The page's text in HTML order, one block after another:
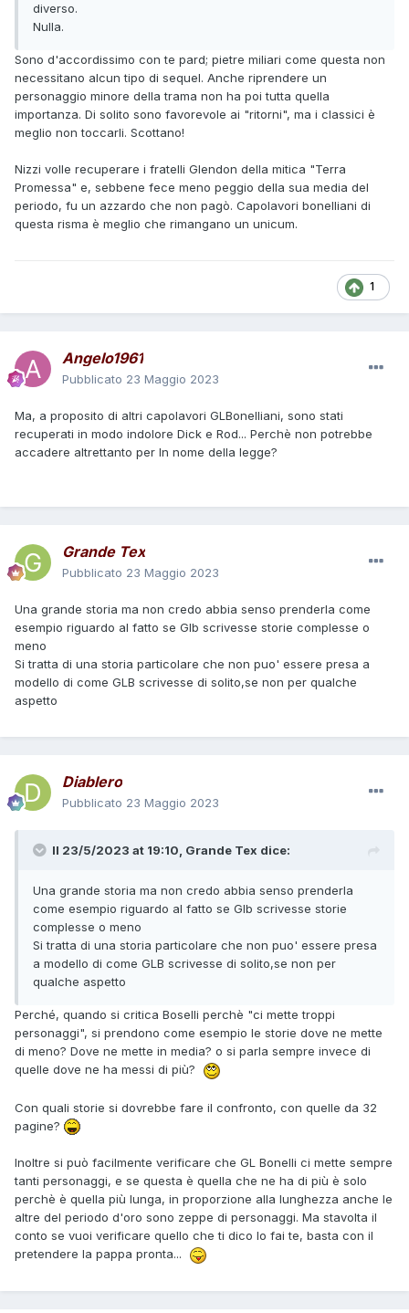
diverso.
Nulla.
Sono d'accordissimo con te pard; pietre miliari come questa non
necessitano alcun tipo di sequel. Anche riprendere un
personaggio minore della trama non ha poi tutta quella
importanza. Di solito sono favorevole ai "ritorni", ma i classici è
meglio non toccarli. Scottano!
Nizzi volle recuperare i fratelli Glendon della mitica "Terra
Promessa" e, sebbene fece meno peggio della sua media del
periodo, fu un azzardo che non pagò. Capolavori bonelliani di
questa risma è meglio che rimangano un unicum.
1
Angelo1961
Pubblicato 23 Maggio 2023
Ma, a proposito di altri capolavori GLBonelliani, sono stati
recuperati in modo indolore Dick e Rod... Perchè non potrebbe
accadere altrettanto per In nome della legge?
Grande Tex
Pubblicato 23 Maggio 2023
Una grande storia ma non credo abbia senso prenderla come
esempio riguardo al fatto se Glb scrivesse storie complesse o
meno
Si tratta di una storia particolare che non puo' essere presa a
modello di come GLB scrivesse di solito,se non per qualche
aspetto
Diablero
Pubblicato 23 Maggio 2023
Il 23/5/2023 at 19:10, Grande Tex dice:
Una grande storia ma non credo abbia senso prenderla
come esempio riguardo al fatto se Glb scrivesse storie
complesse o meno
Si tratta di una storia particolare che non puo' essere presa
a modello di come GLB scrivesse di solito,se non per
qualche aspetto
Perché, quando si critica Boselli perchè "ci mette troppi
personaggi", si prendono come esempio le storie dove ne mette
di meno? Dove ne mette in media? o si parla sempre invece di
quelle dove ne ha messi di più?
Con quali storie si dovrebbe fare il confronto, con quelle da 32
pagine?
Inoltre si può facilmente verificare che GL Bonelli ci mette sempre
tanti personaggi, e se questa è quella che ne ha di più è solo
perchè è quella più lunga, in proporzione alla lunghezza anche le
altre del periodo d'oro sono zeppe di personaggi. Ma stavolta il
conto se vuoi verificare quello che ti dico lo fai te, basta con il
pretendere la pappa pronta...